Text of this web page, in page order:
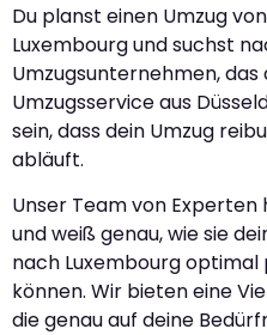
Du planst einen Umzug
Luxembourg und suchst
Umzugsunternehmen, das
Umzugsservice aus
sein, dass dein Umzug
abläuft.
Unser Team von
und weiß genau, wie sie
nach Luxembourg
können. Wir bieten eine
die genau auf deine